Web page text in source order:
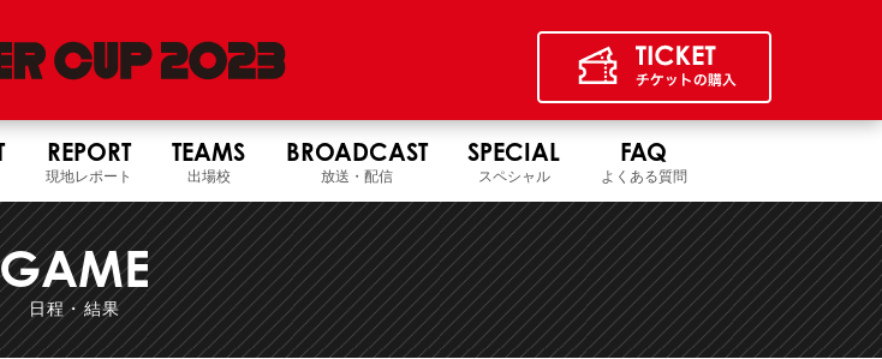
REPORT
現地レポート
TEAMS
出場校
BROADCAST
放送・配信
SPECIAL
スペシャル
FAQ
よくある質問
GAME
日程・結果